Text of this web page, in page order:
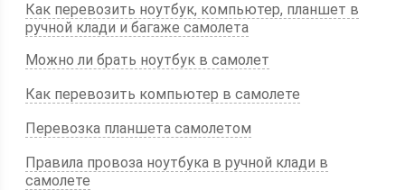
Как перевозить ноутбук, компьютер, планшет в
ручной клади и багаже самолета
Можно ли брать ноутбук в самолет
Как перевозить компьютер в самолете
Перевозка планшета самолетом
Правила провоза ноутбука в ручной клади в
самолете